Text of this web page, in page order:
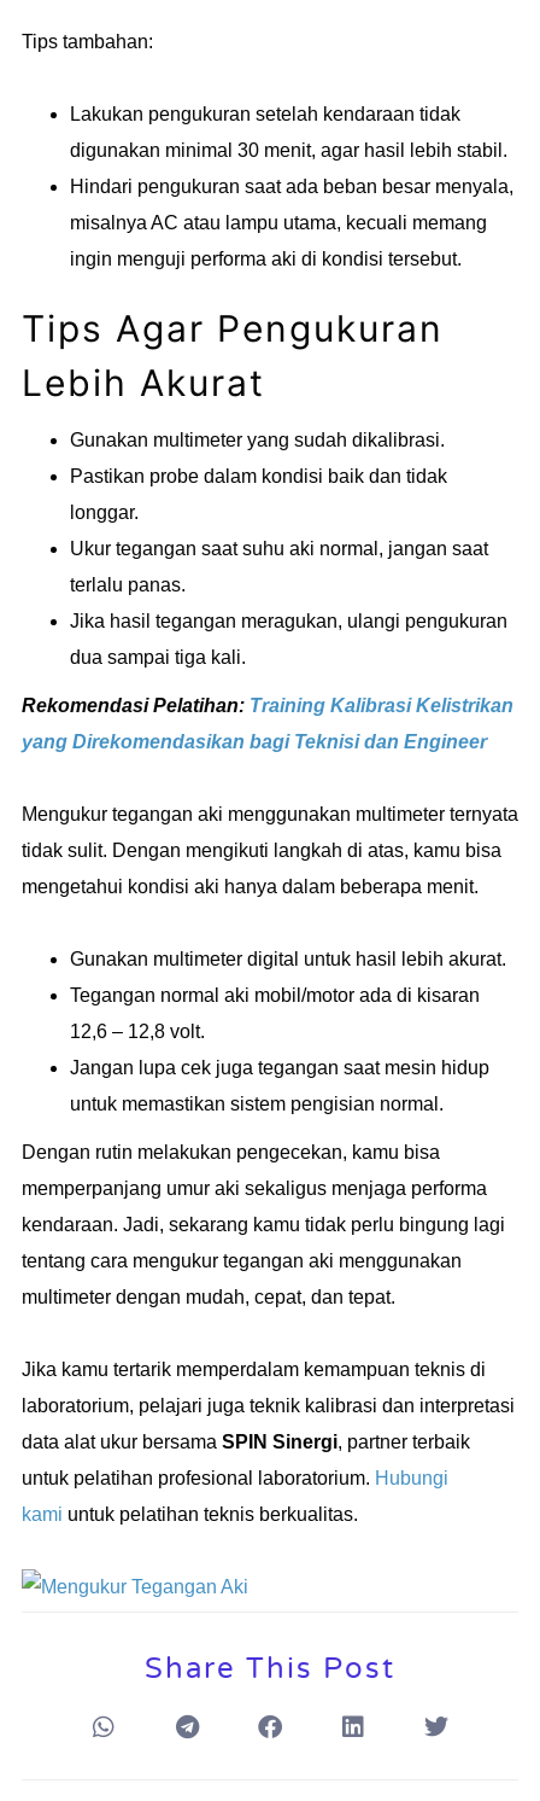
Tips tambahan:
Lakukan pengukuran setelah kendaraan tidak
digunakan minimal 30 menit, agar hasil lebih stabil.
Hindari pengukuran saat ada beban besar menyala,
misalnya AC atau lampu utama, kecuali memang
ingin menguji performa aki di kondisi tersebut.
Tips Agar Pengukuran
Lebih Akurat
Gunakan multimeter yang sudah dikalibrasi.
Pastikan probe dalam kondisi baik dan tidak
longgar.
Ukur tegangan saat suhu aki normal, jangan saat
terlalu panas.
Jika hasil tegangan meragukan, ulangi pengukuran
dua sampai tiga kali.
Rekomendasi Pelatihan: Training Kalibrasi Kelistrikan
yang Direkomendasikan bagi Teknisi dan Engineer
Mengukur tegangan aki menggunakan multimeter ternyata
tidak sulit. Dengan mengikuti langkah di atas, kamu bisa
mengetahui kondisi aki hanya dalam beberapa menit.
Gunakan multimeter digital untuk hasil lebih akurat.
Tegangan normal aki mobil/motor ada di kisaran
12,6 – 12,8 volt.
Jangan lupa cek juga tegangan saat mesin hidup
untuk memastikan sistem pengisian normal.
Dengan rutin melakukan pengecekan, kamu bisa
memperpanjang umur aki sekaligus menjaga performa
kendaraan. Jadi, sekarang kamu tidak perlu bingung lagi
tentang cara mengukur tegangan aki menggunakan
multimeter dengan mudah, cepat, dan tepat.
Jika kamu tertarik memperdalam kemampuan teknis di
laboratorium, pelajari juga teknik kalibrasi dan interpretasi
data alat ukur bersama SPIN Sinergi, partner terbaik
untuk pelatihan profesional laboratorium. Hubungi
kami untuk pelatihan teknis berkualitas.
Share This Post